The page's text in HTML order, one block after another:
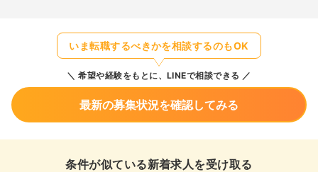
いま転職するべきかを相談するのもOK
希望や経験をもとに、LINEで相談できる
最新の募集状況を確認してみる
条件が似ている新着求人を受け取る